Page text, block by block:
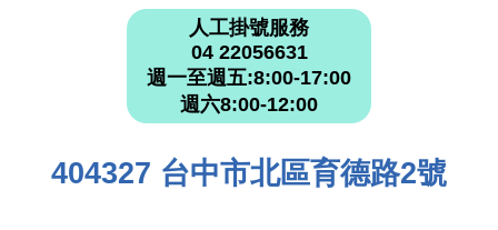
人工掛號服務
04 22056631
週一至週五:8:00-17:00
週六8:00-12:00
404327 台中市北區育德路2號